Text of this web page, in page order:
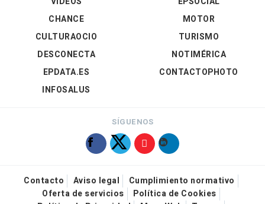
CHANCE
CULTURAOCIO
DESCONECTA
EPDATA.ES
INFOSALUS
MOTOR
TURISMO
NOTIMÉRICA
CONTACTOPHOTO
SÍGUENOS
Contacto Aviso legal
Cumplimiento normativo
Oferta de servicios
Política de Cookies